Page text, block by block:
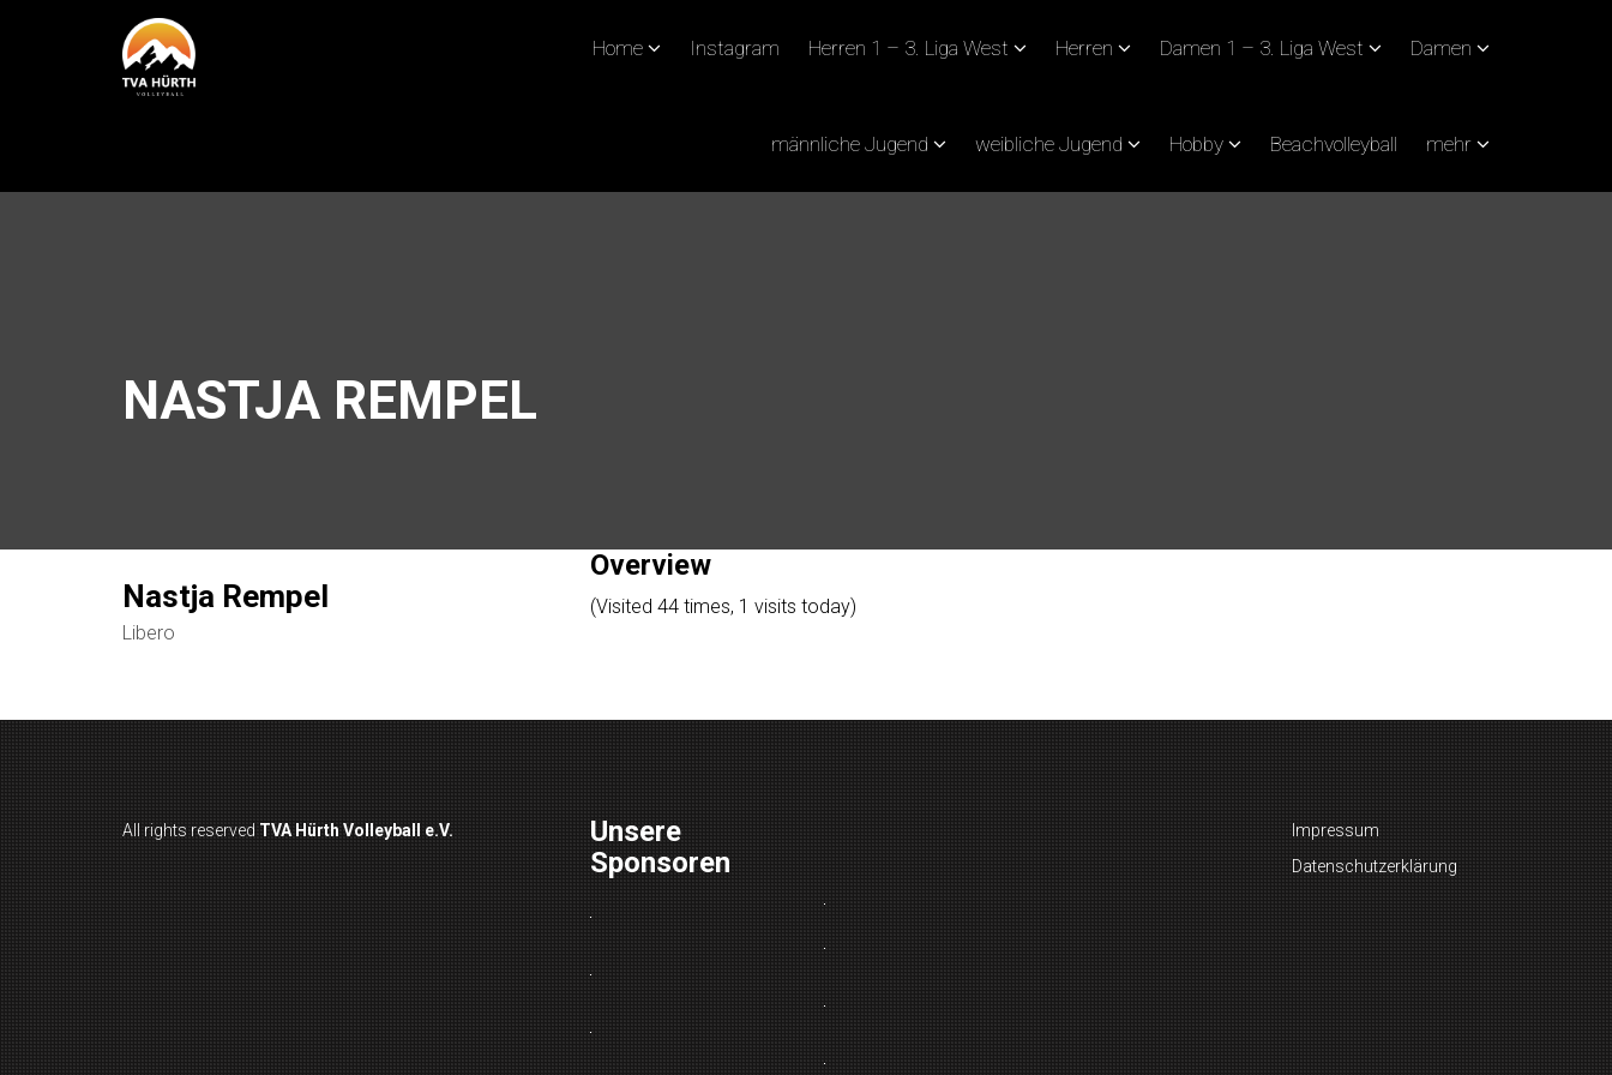
Home Instagram Herren 1 – 3. Liga West Herren Damen 1 – 3. Liga West Damen
männliche Jugend weibliche Jugend Hobby Beachvolleyball mehr
NASTJA REMPEL
Nastja Rempel
Libero
Overview
(Visited 44 times, 1 visits today)
All rights reserved TVA Hürth Volleyball e.V.
Unsere
Sponsoren
Impressum
Datenschutzerklärung